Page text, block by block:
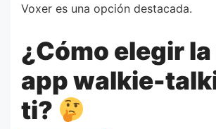
Voxer es una opción destacada.
¿Cómo elegir
app walkie-
ti?